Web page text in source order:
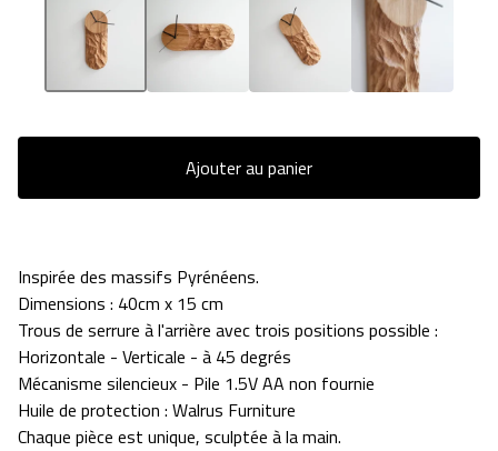
Ajouter au panier
Inspirée des massifs Pyrénéens.
Dimensions : 40cm x 15 cm
Trous de serrure à l'arrière avec trois positions possible :
Horizontale - Verticale - à 45 degrés
Mécanisme silencieux - Pile 1.5V AA non fournie
Huile de protection : Walrus Furniture
Chaque pièce est unique, sculptée à la main.